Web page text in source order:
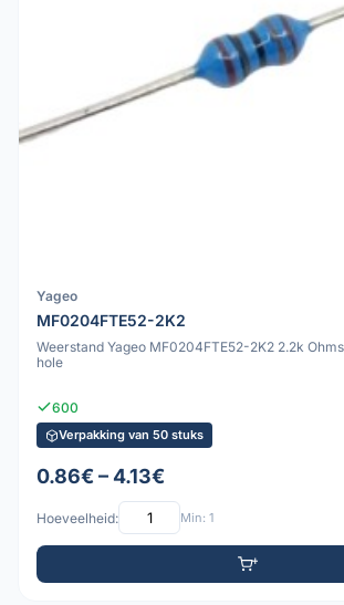
Yageo
MF0204FTE52-2K2
Weerstand Yageo MF0204FTE52-2K2 2.2k
hole
600
Verpakking van 50 stuks
0.86€ – 4.13€
Hoeveelheid: Min: 1